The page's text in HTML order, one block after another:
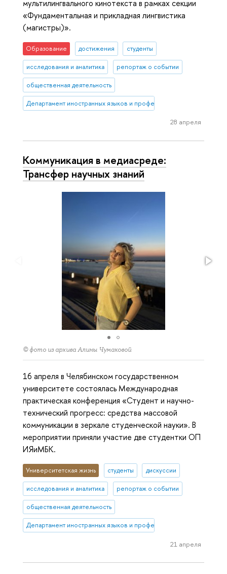
мультилингвального кинотекста в рамках секции
«Фундаментальная и прикладная лингвистика
(магистры)».
Образование достижения студенты
исследования и аналитика репортаж о событии
общественная деятельность
Департамент иностранных языков и профессиональной
28 апреля
Коммуникация в медиасреде:
Трансфер научных знаний
© фото из архива Алины Чумаковой
16 апреля в Челябинском государственном
университете состоялась Международная
практическая конференция «Студент и научно-
технический прогресс: средства массовой
коммуникации в зеркале студенческой науки». В
мероприятии приняли участие две студентки ОП
ИЯиМБК.
Университетская жизнь студенты дискуссии
исследования и аналитика репортаж о событии
общественная деятельность
Департамент иностранных языков и профессиональной
21 апреля